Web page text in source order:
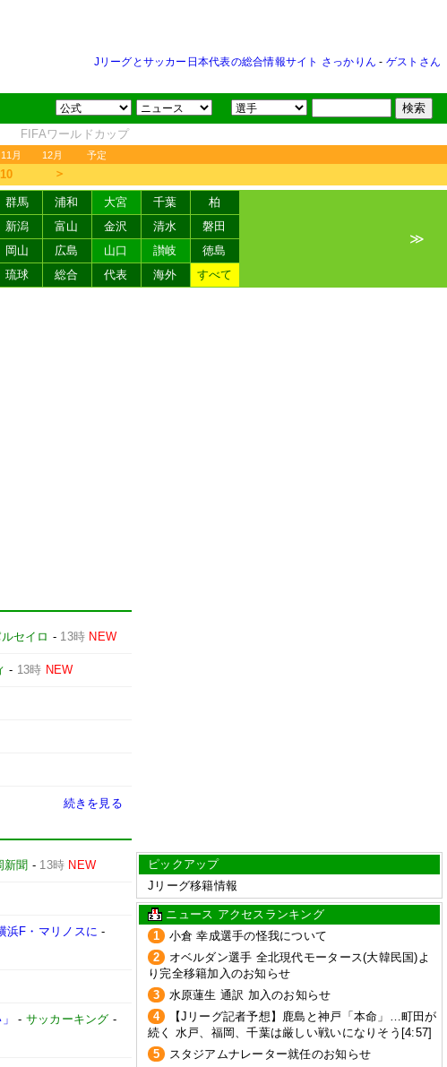
Jリーグとサッカー日本代表の総合情報サイト さっかりん - ゲストさん
FIFAワールドカップ
11月 12月 予定
10 ＞
群馬 浦和 大宮 千葉
柏
新潟 富山 金沢 清水
磐田
岡山 広島 山口 讃岐
徳島
琉球 総合 代表 海外 すべて
≫
セイロ - 13時 NEW
- 13時 NEW
続きを見る
新聞 - 13時 NEW
浜F・マリノスに -
- サッカーキング -
ピックアップ
Jリーグ移籍情報
ニュース アクセスランキング
1
小倉 幸成選手の怪我について
2
オベルダン選手 全北現代モータース(大韓民国)よ
り完全移籍加入のお知らせ
3
水原蓮生 通訳 加入のお知らせ
4
【Jリーグ記者予想】鹿島と神戸「本命」…町田が
続く 水戸、福岡、千葉は厳しい戦いになりそう[4:57]
5
スタジアムナレーター就任のお知らせ